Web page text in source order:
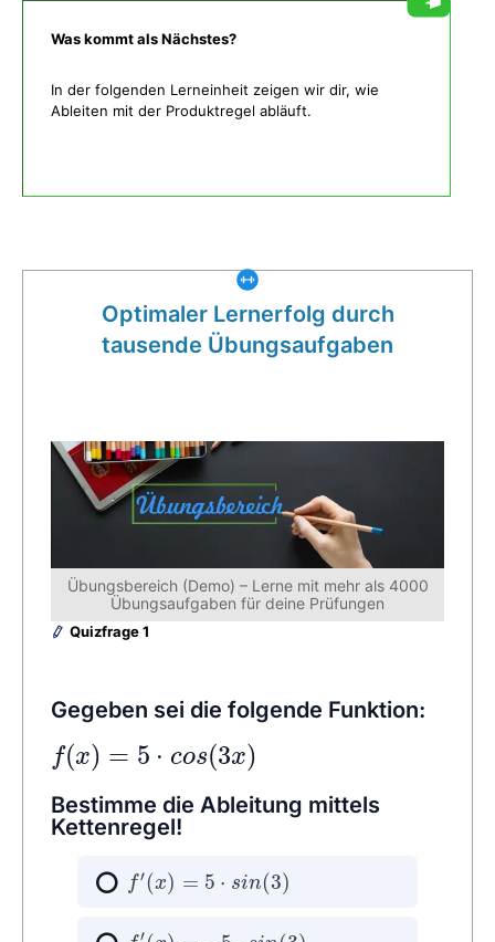
Was kommt als Nächstes?
In der folgenden Lerneinheit zeigen wir dir, wie
Ableiten mit der Produktregel abläuft.
Optimaler Lernerfolg durch
tausende Übungsaufgaben
Übungsbereich (Demo) – Lerne mit mehr als 4000
Übungsaufgaben für deine Prüfungen
Quizfrage 1